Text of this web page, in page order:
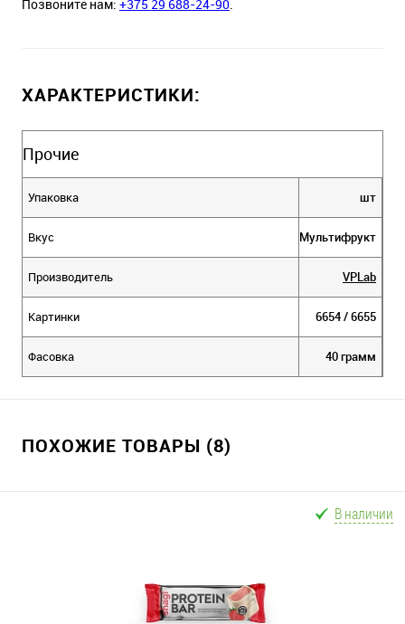
Позвоните нам: +375 29 688-24-90.
ХАРАКТЕРИСТИКИ:
Прочие
Упаковка шт
Вкус Мультифрукт
Производитель VPLab
Картинки 6654 / 6655
Фасовка 40 грамм
ПОХОЖИЕ ТОВАРЫ (8)
В наличии